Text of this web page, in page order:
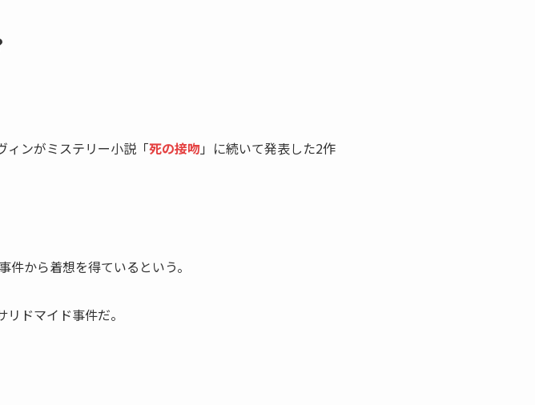
ィンがミステリー小説「死の接吻」に続いて発表した2作
から着想を得ているという。
ドマイド事件だ。